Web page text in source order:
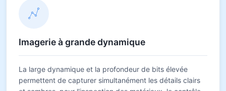
Imagerie à grande dynamique
La large dynamique et la profondeur de bits élevée
permettent de capturer simultanément les détails clairs